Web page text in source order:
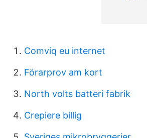
Comviq eu internet
Förarprov am kort
North volts batteri fabrik
Crepiere billig